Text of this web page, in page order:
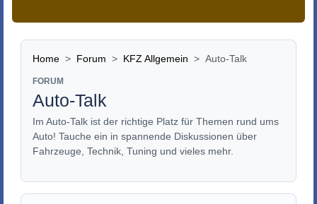
Home Forum KFZ Allgemein Auto-Talk
FORUM
Auto-Talk
Im Auto-Talk ist der richtige Platz für Themen rund ums
Auto! Tauche ein in spannende Diskussionen über
Fahrzeuge, Technik, Tuning und vieles mehr.